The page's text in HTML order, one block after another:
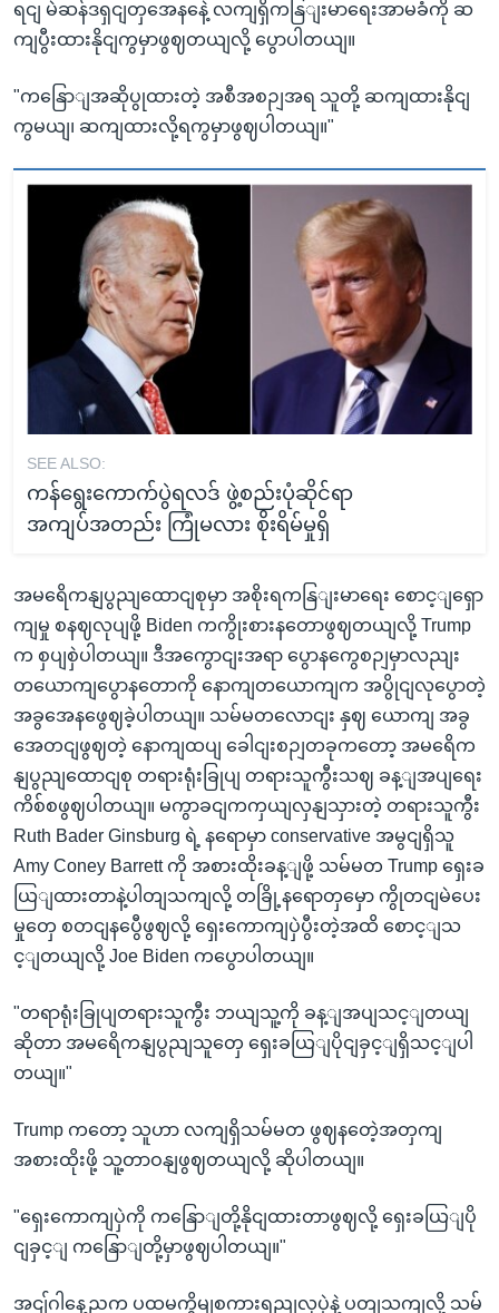
ရငျ မဲဆန်ဒရှငျတှအေနနေဲ့ လကျရှိကနြျးမာရေးအာမခံကို ဆ
ကျပွီးထားနိုငျကွမှာဖွဈတယျလို့ ပွောပါတယျ။
"ကနြောျအဆိုပွုထားတဲ့ အစီအစဉျအရ သူတို့ ဆကျထားနိုငျ
ကွမယျ၊ ဆကျထားလို့ရကွမှာဖွဈပါတယျ။"
SEE ALSO:
ကန်ရွေးကောက်ပွဲရလဒ် ဖွဲ့စည်းပုံဆိုင်ရာ
အကျပ်အတည်း ကြုံမလား စိုးရိမ်မှုရှိ
အမရေိကနျပွညျထောငျစုမှာ အစိုးရကနြျးမာရေး စောင့ျရှော
ကျမှု စနဈလုပျဖို့ Biden ကကွိုးစားနတောဖွဈတယျလို့ Trump
က စှပျစှဲပါတယျ။ ဒီအကွောငျးအရာ ပွောနကွေစဉျမှာလညျး
တယောကျပွောနတောကို နောကျတယောကျက အပွိုငျလုပွောတဲ့
အခွအေနဖွေဈခဲ့ပါတယျ။ သမ်မတလောငျး နှဈ ယောကျ အခွ
အေတငျဖွဈတဲ့ နောကျထပျ ခေါငျးစဉျတခုကတော့ အမရေိက
နျပွညျထောငျစု တရားရုံးခြုပျ တရားသူကွီးသဈ ခန့ျအပျရေး
ကိစ်စဖွဈပါတယျ။ မကွာခငျကကှယျလှနျသှားတဲ့ တရားသူကွီး
Ruth Bader Ginsburg ရဲ့ နရောမှာ conservative အမွငျရှိသူ
Amy Coney Barrett ကို အစားထိုးခန့ျဖို့ သမ်မတ Trump ရှေးခ
ယြျထားတာနဲ့ပါတျသကျလို့ တခြို့နရောတှမှော ကွိုတငျမဲပေး
မှုတှေ စတငျနပွေီဖွဈလို့ ရှေးကောကျပှဲပွီးတဲ့အထိ စောင့ျသ
င့ျတယျလို့ Joe Biden ကပွောပါတယျ။
"တရာရုံးခြုပျတရားသူကွီး ဘယျသူ့ကို ခန့ျအပျသင့ျတယျ
ဆိုတာ အမရေိကနျပွညျသူတှေ ရှေးခယြျပိုငျခှင့ျရှိသင့ျပါ
တယျ။"
Trump ကတော့ သူဟာ လကျရှိသမ်မတ ဖွဈနတေဲ့အတှကျ
အစားထိုးဖို့ သူ့တာဝနျဖွဈတယျလို့ ဆိုပါတယျ။
"ရှေးကောကျပှဲကို ကနြောျတို့နိုငျထားတာဖွဈလို့ ရှေးခယြျပို
ငျခှင့ျ ကနြောျတို့မှာဖွဈပါတယျ။"
အငျ်ဂါနေ့ညက ပထမကွိမျစကားရညျလုပှဲနဲ့ ပတျသကျလို့ သမ်